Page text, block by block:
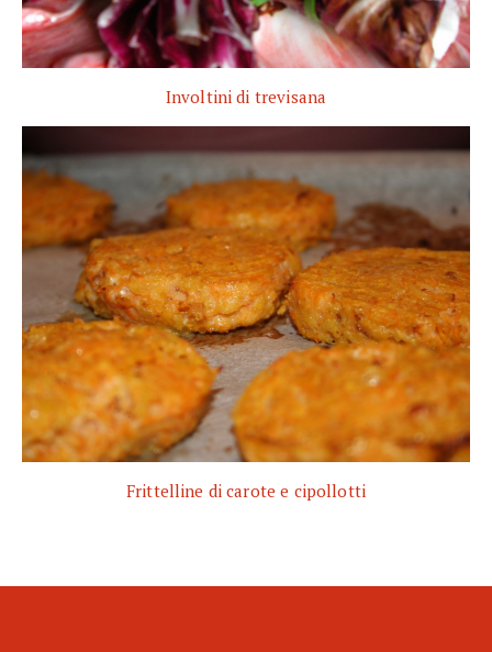
Involtini di trevisana
Frittelline di carote e cipollotti